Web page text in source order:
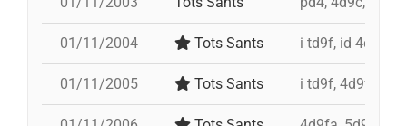
01/11/2004 Tots Sants i td9f, id 4d9f,
01/11/2005 Tots Sants i td9f, 4d9f, i